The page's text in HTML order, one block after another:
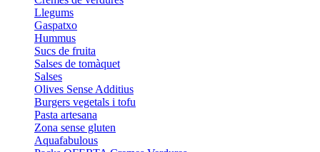
Llegums
Gaspatxo
Hummus
Sucs de fruita
Salses de tomàquet
Salses
Olives Sense Additius
Burgers vegetals i tofu
Pasta artesana
Zona sense gluten
Aquafabulous